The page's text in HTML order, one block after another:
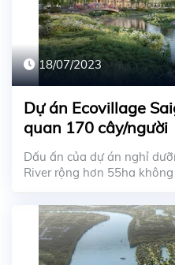
18/07/2023
Dự án Ecovillage
quan 170 cây/người
Dấu ấn của dự án nghỉ
River rộng hơn 55ha